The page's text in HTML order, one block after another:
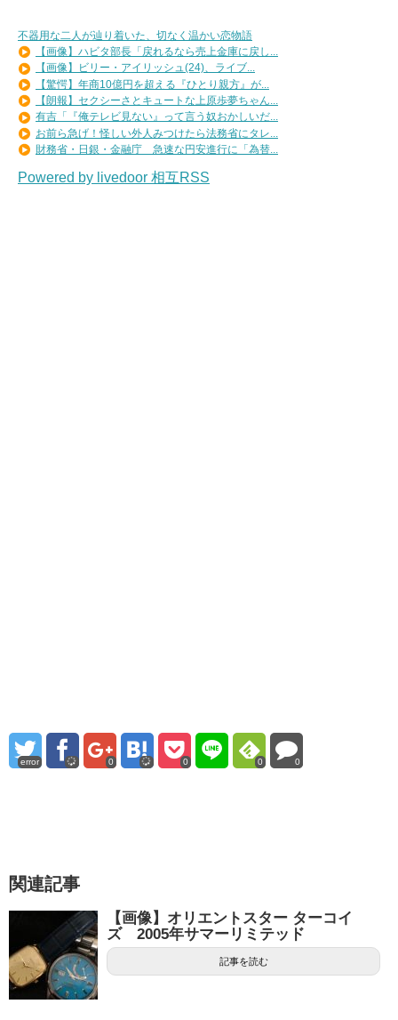
不器用な二人が辿り着いた、切なく温かい恋物語
【画像】ハビタ部長「戻れるなら売上金庫に戻し...
【画像】ビリー・アイリッシュ(24)、ライブ...
【驚愕】年商10億円を超える『ひとり親方』が...
【朗報】セクシーさとキュートな上原歩夢ちゃん...
有吉「『俺テレビ見ない』って言う奴おかしいだ...
お前ら急げ！怪しい外人みつけたら法務省にタレ...
財務省・日銀・金融庁 急速な円安進行に「為替...
Powered by livedoor 相互RSS
error 0 0 0 0
関連記事
【画像】オリエントスター ターコイ
ズ 2005年サマーリミテッド
記事を読む